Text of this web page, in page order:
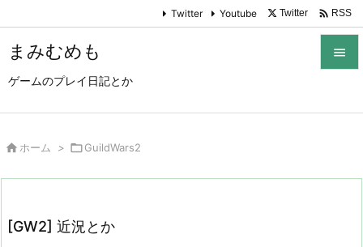
まみむめも
ゲームのプレイ日記とか

Twitter Youtube Twitter  RSS
 ホーム > GuildWars2
[GW2] 近況とか